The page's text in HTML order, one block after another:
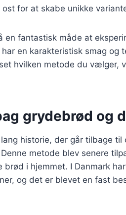
for at skabe unikke
en fantastisk måde at
en karakteristisk smag og
hvilken metode du vælger,
grydebrød og
historie, der går tilbage
metode blev senere
brød i hjemmet. I Danmark
og det er blevet en fast